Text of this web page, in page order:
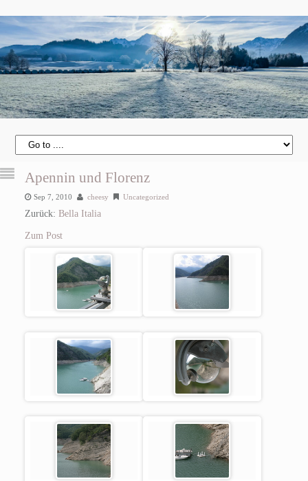
Apennin und Florenz
Sep 7, 2010 cheesy Uncategorized
Zurück: Bella Italia
Zum Post